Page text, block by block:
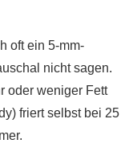
oft ein 5-mm-
nicht sagen.
oder weniger Fett
friert selbst bei 25